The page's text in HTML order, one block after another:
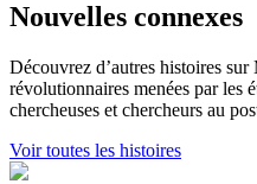
Nouvelles connexes
Découvrez d’autres histoires
révolutionnaires menées par les
chercheuses et chercheurs au
Voir toutes les histoires